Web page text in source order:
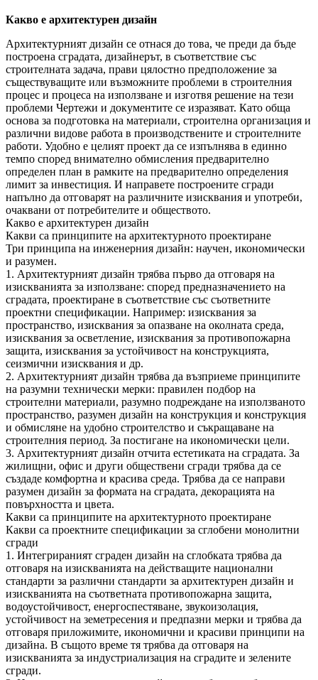
Какво е архитектурен дизайн
Архитектурният дизайн се отнася до това, че преди да бъде
построена сградата, дизайнерът, в съответствие със
строителната задача, прави цялостно предположение за
съществуващите или възможните проблеми в строителния
процес и процеса на използване и изготвя решение на тези
проблеми Чертежи и документите се изразяват. Като обща
основа за подготовка на материали, строителна организация и
различни видове работа в производствените и строителните
работи. Удобно е целият проект да се изпълнява в единно
темпо според внимателно обмисления предварително
определен план в рамките на предварително определения
лимит за инвестиция. И направете построените сгради
напълно да отговарят на различните изисквания и употреби,
очаквани от потребителите и обществото.
Какво е архитектурен дизайн
Какви са принципите на архитектурното проектиране
Три принципа на инженерния дизайн: научен, икономически
и разумен.
1. Архитектурният дизайн трябва първо да отговаря на
изискванията за използване: според предназначението на
сградата, проектиране в съответствие със съответните
проектни спецификации. Например: изисквания за
пространство, изисквания за опазване на околната среда,
изисквания за осветление, изисквания за противопожарна
защита, изисквания за устойчивост на конструкцията,
сеизмични изисквания и др.
2. Архитектурният дизайн трябва да възприеме принципите
на разумни технически мерки: правилен подбор на
строителни материали, разумно подреждане на използваното
пространство, разумен дизайн на конструкция и конструкция
и обмисляне на удобно строителство и съкращаване на
строителния период. За постигане на икономически цели.
3. Архитектурният дизайн отчита естетиката на сградата. За
жилищни, офис и други обществени сгради трябва да се
създаде комфортна и красива среда. Трябва да се направи
разумен дизайн за формата на сградата, декорацията на
повърхността и цвета.
Какви са принципите на архитектурното проектиране
Какви са проектните спецификации за сглобени монолитни
сгради
1. Интегрираният сграден дизайн на сглобката трябва да
отговаря на изискванията на действащите национални
стандарти за различни стандарти за архитектурен дизайн и
изискванията на съответната противопожарна защита,
водоустойчивост, енергоспестяване, звукоизолация,
устойчивост на земетресения и предпазни мерки и трябва да
отговаря приложимите, икономични и красиви принципи на
дизайна. В същото време тя трябва да отговаря на
изискванията за индустриализация на сградите и зелените
сгради.